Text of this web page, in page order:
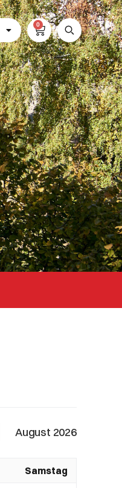
0
August 2026
Samstag